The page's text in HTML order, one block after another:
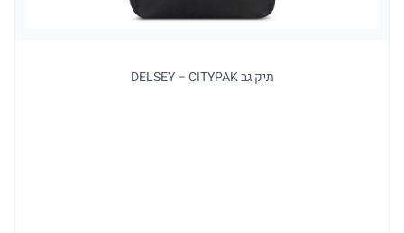
תיק גב DELSEY – CITYPAK